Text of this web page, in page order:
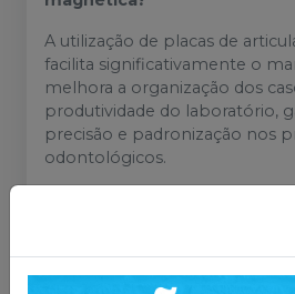
A utilização de placas de
facilita significativamente o
melhora a organização dos
produtividade do laboratório,
precisão e padronização nos
odontológicos.